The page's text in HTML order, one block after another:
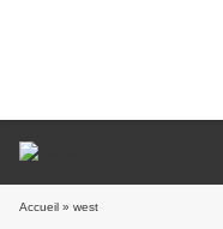
Accueil » west